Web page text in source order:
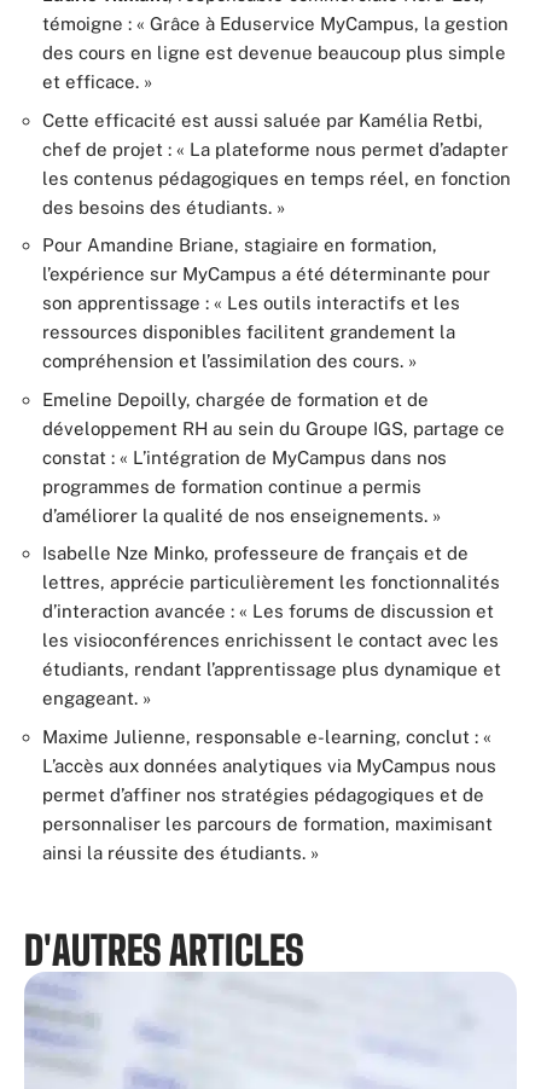
témoigne : « Grâce à Eduservice MyCampus, la gestion
des cours en ligne est devenue beaucoup plus simple
et efficace. »
Cette efficacité est aussi saluée par Kamélia Retbi,
chef de projet : « La plateforme nous permet d’adapter
les contenus pédagogiques en temps réel, en fonction
des besoins des étudiants. »
Pour Amandine Briane, stagiaire en formation,
l’expérience sur MyCampus a été déterminante pour
son apprentissage : « Les outils interactifs et les
ressources disponibles facilitent grandement la
compréhension et l’assimilation des cours. »
Emeline Depoilly, chargée de formation et de
développement RH au sein du Groupe IGS, partage ce
constat : « L’intégration de MyCampus dans nos
programmes de formation continue a permis
d’améliorer la qualité de nos enseignements. »
Isabelle Nze Minko, professeure de français et de
lettres, apprécie particulièrement les fonctionnalités
d’interaction avancée : « Les forums de discussion et
les visioconférences enrichissent le contact avec les
étudiants, rendant l’apprentissage plus dynamique et
engageant. »
Maxime Julienne, responsable e-learning, conclut : «
L’accès aux données analytiques via MyCampus nous
permet d’affiner nos stratégies pédagogiques et de
personnaliser les parcours de formation, maximisant
ainsi la réussite des étudiants. »
D'AUTRES ARTICLES